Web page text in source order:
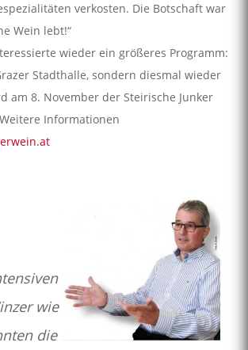
verkosten. Die Botschaft war
Wein lebt!“
wieder ein größeres Programm:
Stadthalle, sondern diesmal wieder
am 8. November der Steirische Junker
Informationen
wie
die